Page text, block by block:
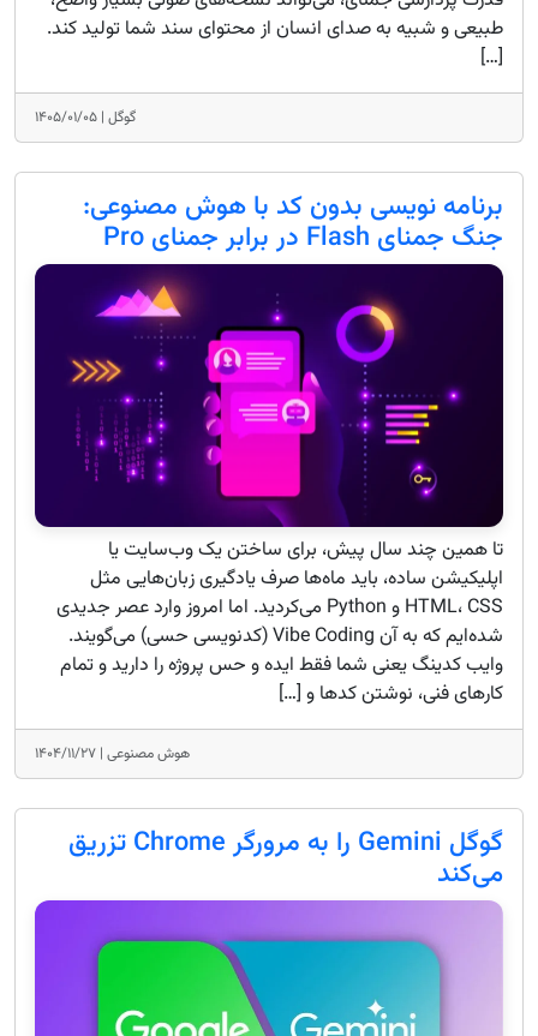
طبیعی و شبیه به صدای انسان از محتوای سند شما تولید کند.
[…]
گوگل | ۱۴۰۵/۰۱/۰۵
برنامه نویسی بدون کد با هوش مصنوعی:
جنگ جمنای Flash در برابر جمنای Pro
تا همین چند سال پیش، برای ساختن یک وب‌سایت یا
اپلیکیشن ساده، باید ماه‌ها صرف یادگیری زبان‌هایی مثل
HTML، CSS و Python می‌کردید. اما امروز وارد عصر جدیدی
شده‌ایم که به آن Vibe Coding (کدنویسی حسی) می‌گویند.
وایب کدینگ یعنی شما فقط ایده و حس پروژه را دارید و تمام
کارهای فنی، نوشتن کدها و […]
هوش مصنوعی | ۱۴۰۴/۱۱/۲۷
گوگل Gemini را به مرورگر Chrome تزریق
می‌کند